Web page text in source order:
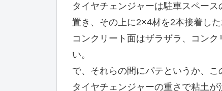
タイヤチェンジャーは駐車スペー
置き、その上に2×4材を2本接着した
コンクリート面はザラザラ、コン
い。
で、それらの間にパテというか、こ
タイヤチェンジャーの重さで粘土が